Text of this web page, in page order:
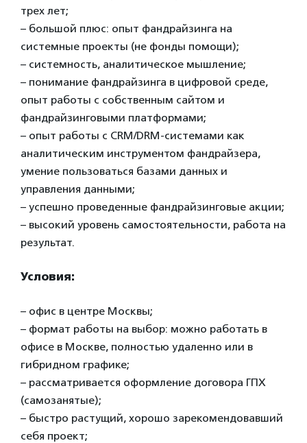
трех лет;
– большой плюс: опыт фандрайзинга на
системные проекты (не фонды помощи);
– системность, аналитическое мышление;
– понимание фандрайзинга в цифровой среде,
опыт работы с собственным сайтом и
фандрайзинговыми платформами;
– опыт работы с CRM/DRМ-системами как
аналитическим инструментом фандрайзера,
умение пользоваться базами данных и
управления данными;
– успешно проведенные фандрайзинговые акции;
– высокий уровень самостоятельности, работа на
результат.
Условия:
– офис в центре Москвы;
– формат работы на выбор: можно работать в
офисе в Москве, полностью удаленно или в
гибридном графике;
– рассматривается оформление договора ГПХ
(самозанятые);
– быстро растущий, хорошо зарекомендовавший
себя проект;